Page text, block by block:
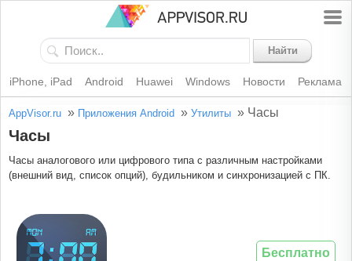
Найти
iPhone, iPad Android Huawei Windows Новости Реклама
AppVisor.ru » Приложения Android » Утилиты » Часы
Часы
Часы аналогового или цифрового типа с различным настройками
(внешний вид, список опций), будильником и синхронизацией с ПК.
Бесплатно